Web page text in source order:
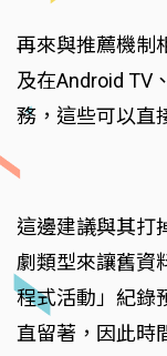
再來與推薦機制
及在Android TV
務，這些可以直
這邊建議與其打
劇類型來讓舊資
程式活動」紀錄
直留著，因此時